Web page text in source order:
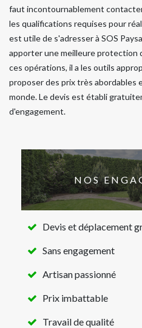
faut incontournablement
les qualifications requises pour
est utile de s'adresser à SOS
apporter une meilleure protection
ces opérations, il a les outils
proposer des prix très abordables
monde. Le devis est établi
d'engagement.
NOS
Devis et déplacement
Sans engagement
Artisan passionné
Prix imbattable
Travail de qualité